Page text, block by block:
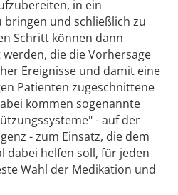
in ein
bringen und schließlich zu
Schritt können dann
die die Vorhersage
Ereignisse und damit eine
Patienten zugeschnittene
kommen sogenannte
- auf der
- zum Einsatz, die dem
dabei helfen soll, für jeden
Wahl der Medikation und